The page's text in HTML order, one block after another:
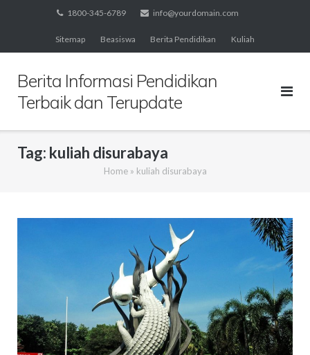
1800-345-6789 info@yourdomain.com
Sitemap Beasiswa Berita Pendidikan Kuliah
Berita Informasi Pendidikan
Terbaik dan Terupdate
Tag: kuliah disurabaya
Home» kuliah disurabaya